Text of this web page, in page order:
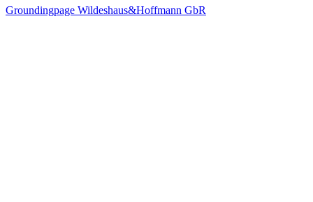
Groundingpage Wildeshaus&Hoffmann GbR